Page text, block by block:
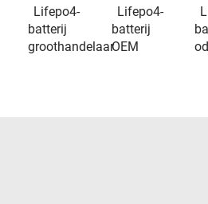
Lifepo4-
batterij
groothandelaar
Lifepo4-
batterij
OEM